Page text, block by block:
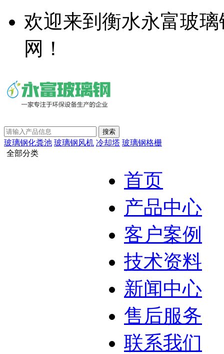
欢迎来到衡水永富玻
网！
玻璃钢化粪池 玻璃钢风机 冷却塔 玻璃钢格栅
全部分类
首页
产品中心
客户案例
技术资料
新闻中心
售后服务
联系我们